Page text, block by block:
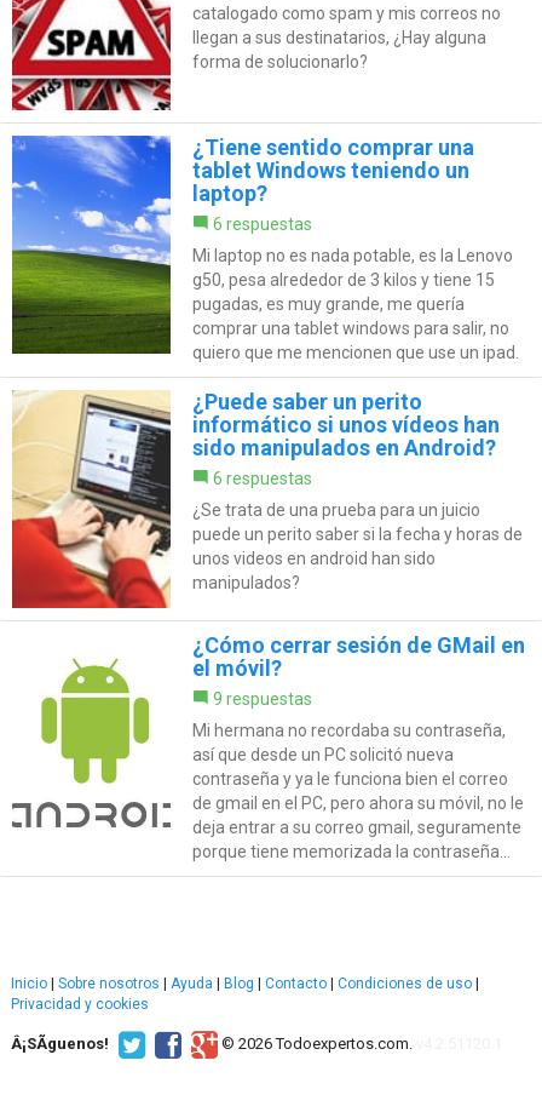
catalogado como spam y mis correos no
llegan a sus destinatarios, ¿Hay alguna
forma de solucionarlo?
¿Tiene sentido comprar una
tablet Windows teniendo un
laptop?
6 respuestas
Mi laptop no es nada potable, es la Lenovo
g50, pesa alrededor de 3 kilos y tiene 15
pugadas, es muy grande, me quería
comprar una tablet windows para salir, no
quiero que me mencionen que use un ipad.
¿Puede saber un perito
informático si unos vídeos han
sido manipulados en Android?
6 respuestas
¿Se trata de una prueba para un juicio
puede un perito saber si la fecha y horas de
unos videos en android han sido
manipulados?
¿Cómo cerrar sesión de GMail en
el móvil?
9 respuestas
Mi hermana no recordaba su contraseña,
así que desde un PC solicitó nueva
contraseña y ya le funciona bien el correo
de gmail en el PC, pero ahora su móvil, no le
deja entrar a su correo gmail, seguramente
porque tiene memorizada la contraseña...
Inicio | Sobre nosotros | Ayuda | Blog | Contacto | Condiciones de uso |
Privacidad y cookies
Â¡SÃ­guenos! © 2026 Todoexpertos.com.